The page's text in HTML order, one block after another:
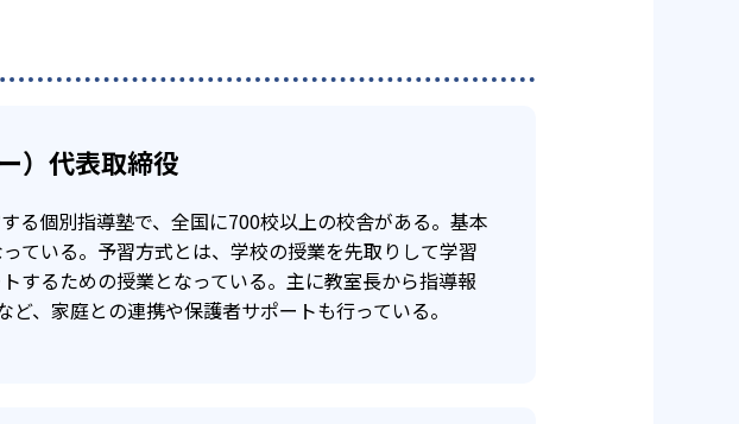
料となる。※英語は保証対象外
）代表取締役
る個別指導塾で、全国に700校以上の校舎がある。基本
ている。予習方式とは、学校の授業を先取りして学習
するための授業となっている。主に教室長から指導報
、家庭との連携や保護者サポートも行っている。